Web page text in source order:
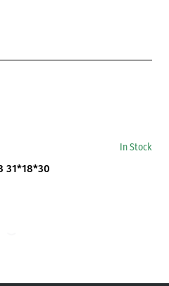
In Stock
31*18*30